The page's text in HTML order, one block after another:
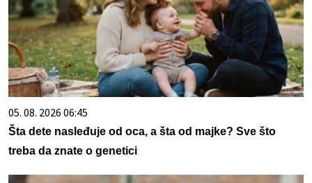
05. 08. 2026 06:45
Šta dete nasleđuje od oca, a šta od majke? Sve što
treba da znate o genetici